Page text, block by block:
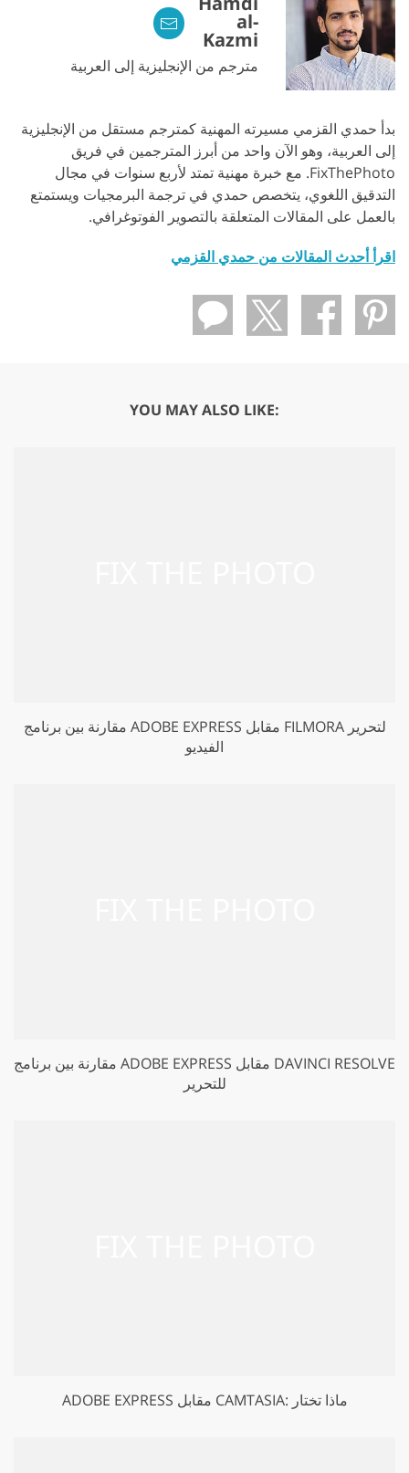
al-
Kazmi
مترجم من الإنجليزية إلى العربية
بدأ حمدي القزمي مسيرته المهنية كمترجم مستقل من الإنجليزية
إلى العربية، وهو الآن واحد من أبرز المترجمين في فريق
FixThePhoto. مع خبرة مهنية تمتد لأربع سنوات في مجال
التدقيق اللغوي، يتخصص حمدي في ترجمة البرمجيات ويستمتع
بالعمل على المقالات المتعلقة بالتصوير الفوتوغرافي.
اقرأ أحدث المقالات من حمدي القزمي
YOU MAY ALSO LIKE:
مقارنة بين برنامج ADOBE EXPRESS مقابل FILMORA لتحرير
الفيديو
مقارنة بين برنامج ADOBE EXPRESS مقابل DAVINCI RESOLVE
للتحرير
ADOBE EXPRESS مقابل CAMTASIA: ماذا تختار